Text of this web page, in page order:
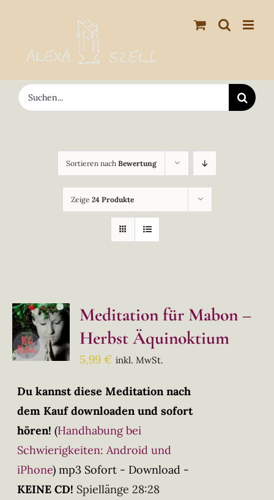
springen
Suche
nach:
Sortieren nach Bewertung
Zeige 24 Produkte
Meditation für Mabon –
Herbst Äquinoktium
5,99€ inkl. MwSt.
Du kannst diese Meditation nach
dem Kauf downloaden und sofort
hören! (Handhabung bei
Schwierigkeiten: Android und
iPhone) mp3 Sofort - Download -
KEINE CD! Spiellänge 28:28